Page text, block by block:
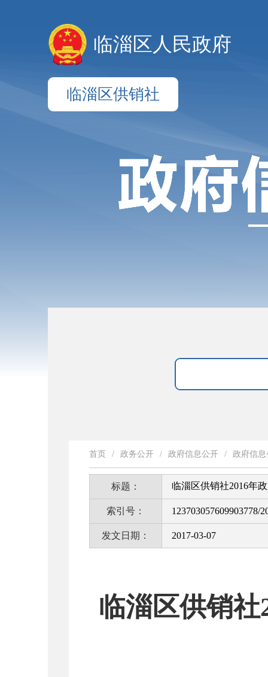
临淄区人民政府
临淄区供销社
首页 / 政务公开 / 政府信息公开 / 政府信
标题： 临淄区供销社2016年
索引号： 123703057609903778/
发文日期： 2017-03-07
临淄区供销